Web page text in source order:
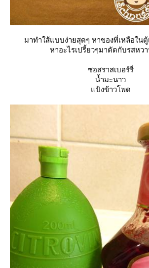
มาทำใส้แบบง่ายสุดๆ หาของที่เหลือใน
หาอะไรเปรี้ยวๆมาตัดกับรสห
ซอสราสเบอร์รี่
น้ำมะนาว
ป้งข้าวโพด